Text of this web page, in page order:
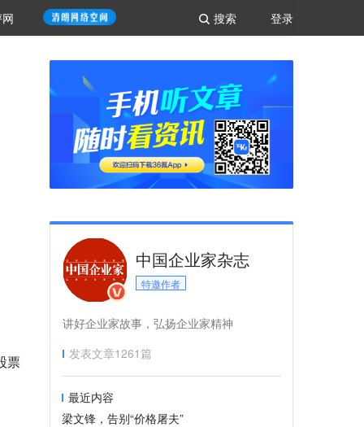
登录
搜索
票
中国企业家杂志
特邀作者
讲好企业家故事，弘扬企业家精神
发表文章1261篇
最近内容
梁文锋，告别“价格屠夫”